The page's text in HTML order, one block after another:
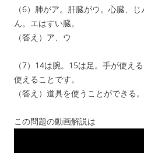
（6）肺がア。肝臓がウ。心臓、
ん。エはすい臓。
（答え）ア、ウ
（7）14は腕。15は足。手が使え
使えることです。
（答え）道具を使うことができる。
この問題の動画解説は